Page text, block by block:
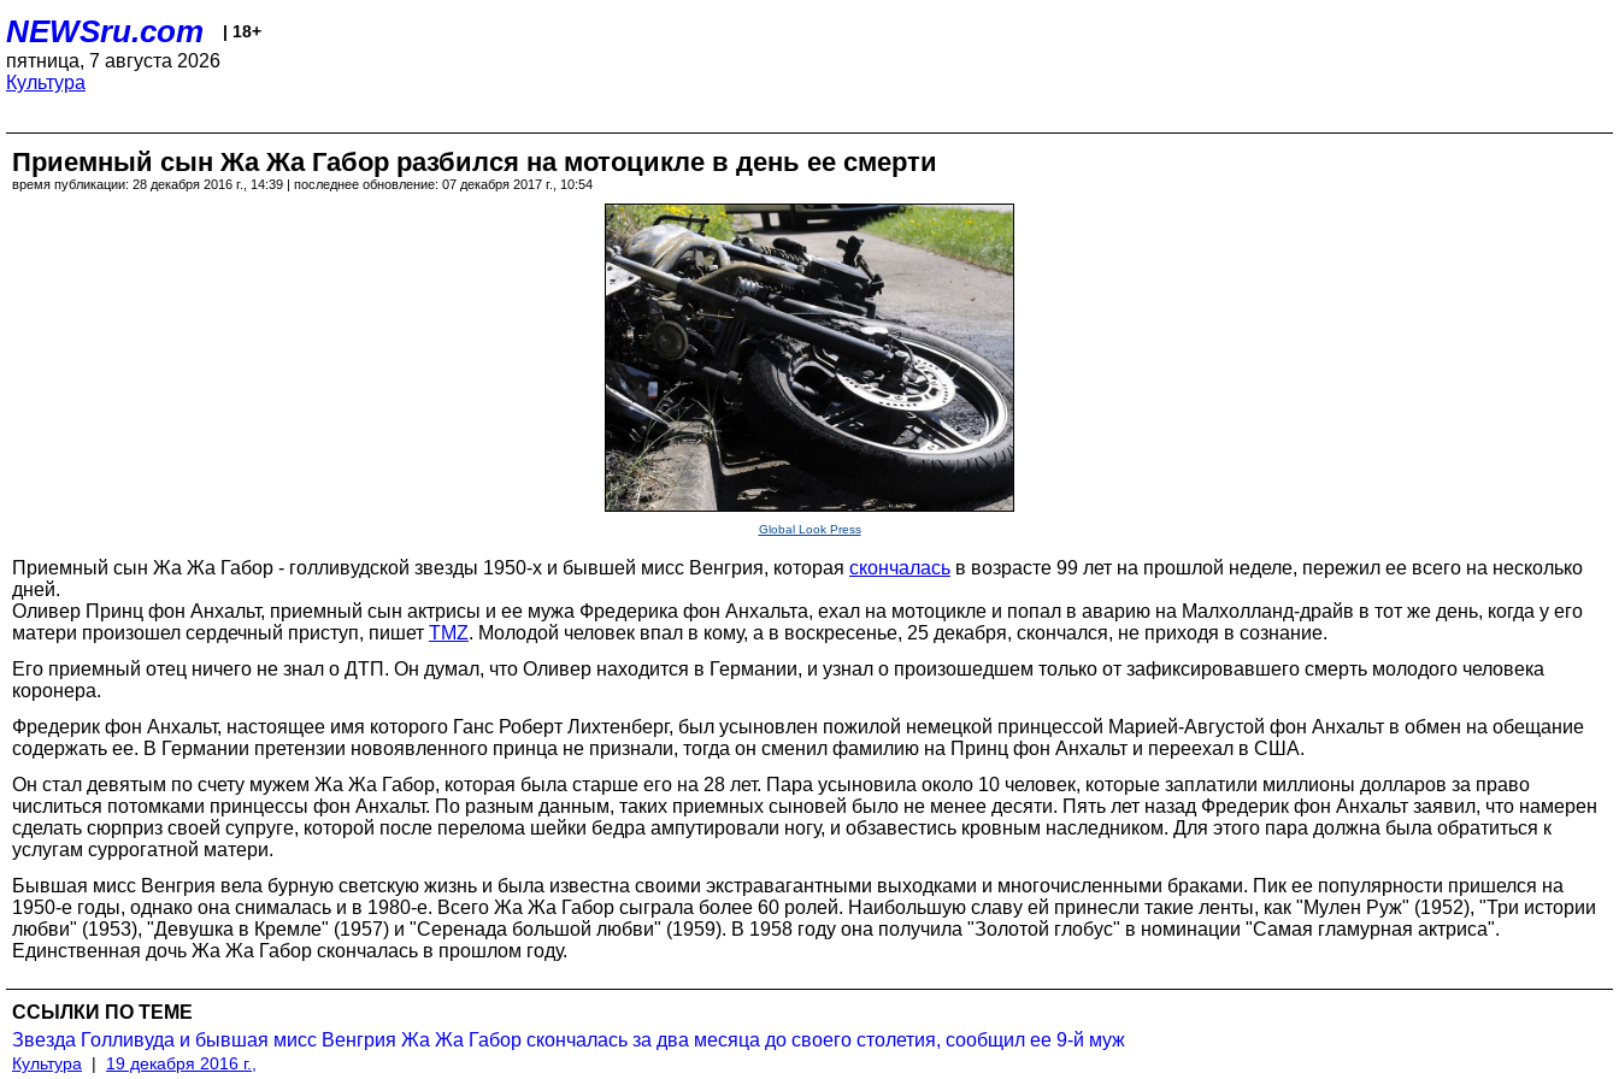
NEWSru.com | 18+
пятница, 7 августа 2026
Культура
Приемный сын Жа Жа Габор разбился на мотоцикле в день ее смерти
время публикации: 28 декабря 2016 г., 14:39 | последнее обновление: 07 декабря 2017 г., 10:54
Global Look Press
Приемный сын Жа Жа Габор - голливудской звезды 1950-х и бывшей мисс Венгрия, которая скончалась в возрасте 99 лет на прошлой неделе, пережил ее всего на несколько
дней.
Оливер Принц фон Анхальт, приемный сын актрисы и ее мужа Фредерика фон Анхальта, ехал на мотоцикле и попал в аварию на Малхолланд-драйв в тот же день, когда у его
матери произошел сердечный приступ, пишет TMZ. Молодой человек впал в кому, а в воскресенье, 25 декабря, скончался, не приходя в сознание.
Его приемный отец ничего не знал о ДТП. Он думал, что Оливер находится в Германии, и узнал о произошедшем только от зафиксировавшего смерть молодого человека
коронера.
Фредерик фон Анхальт, настоящее имя которого Ганс Роберт Лихтенберг, был усыновлен пожилой немецкой принцессой Марией-Августой фон Анхальт в обмен на обещание
содержать ее. В Германии претензии новоявленного принца не признали, тогда он сменил фамилию на Принц фон Анхальт и переехал в США.
Он стал девятым по счету мужем Жа Жа Габор, которая была старше его на 28 лет. Пара усыновила около 10 человек, которые заплатили миллионы долларов за право
числиться потомками принцессы фон Анхальт. По разным данным, таких приемных сыновей было не менее десяти. Пять лет назад Фредерик фон Анхальт заявил, что намерен
сделать сюрприз своей супруге, которой после перелома шейки бедра ампутировали ногу, и обзавестись кровным наследником. Для этого пара должна была обратиться к
услугам суррогатной матери.
Бывшая мисс Венгрия вела бурную светскую жизнь и была известна своими экстравагантными выходками и многочисленными браками. Пик ее популярности пришелся на
1950-е годы, однако она снималась и в 1980-е. Всего Жа Жа Габор сыграла более 60 ролей. Наибольшую славу ей принесли такие ленты, как "Мулен Руж" (1952), "Три истории
любви" (1953), "Девушка в Кремле" (1957) и "Серенада большой любви" (1959). В 1958 году она получила "Золотой глобус" в номинации "Самая гламурная актриса".
Единственная дочь Жа Жа Габор скончалась в прошлом году.
ССЫЛКИ ПО ТЕМЕ
Звезда Голливуда и бывшая мисс Венгрия Жа Жа Габор скончалась за два месяца до своего столетия, сообщил ее 9-й муж
Культура | 19 декабря 2016 г.,